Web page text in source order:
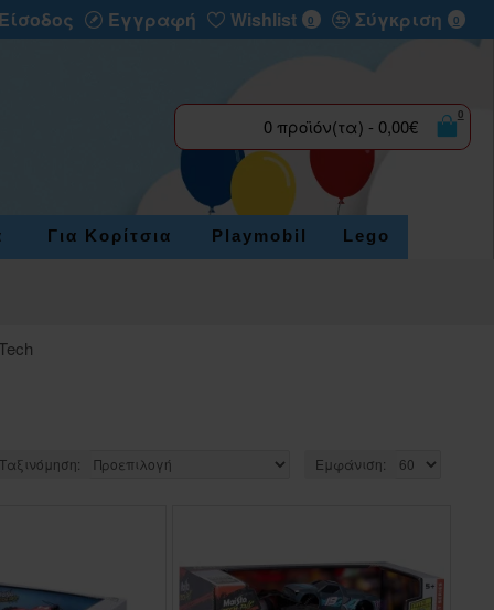
Εγγραφή Wishlist 0 Σύγκριση 0
0 προϊόν(τα) - 0,00€
0
Για Κορίτσια Playmobil Lego
Ταξινόμηση: Εμφάνιση: